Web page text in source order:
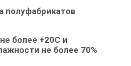
полуфабрикатов
более +20С и
не более 70%